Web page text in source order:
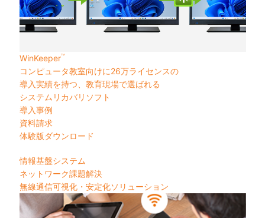
WinKeeper™
コンピュータ教室向けに26万ライセンスの
導入実績を持つ、教育現場で選ばれる
システムリカバリソフト
導入事例
資料請求
体験版ダウンロード
情報基盤システム
ネットワーク課題解決
無線通信可視化・安定化ソリューション